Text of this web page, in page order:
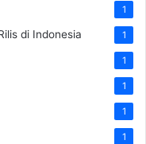
1
di Indonesia 1
1
1
1
1